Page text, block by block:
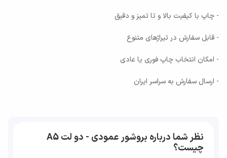
- چاپ با کیفیت بالا و تا تمیز و دقیق
- قابل سفارش در تیراژهای متنوع
- امکان انتخاب چاپ فوری یا عادی
- ارسال سفارش به سراسر ایران
نظر شما درباره بروشور عمودی - دو لت A5
چیست؟